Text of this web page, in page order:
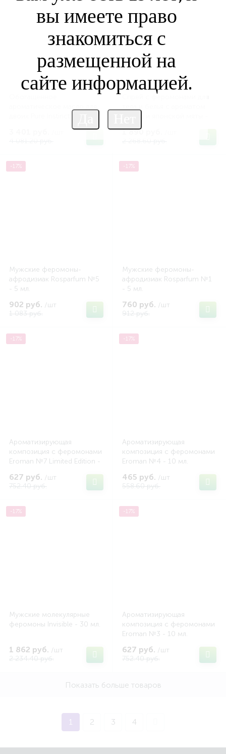
Blue Roll on - 10,2 мл.
100 мл.
1 890 руб.
-17%
Мужские феромоны-
афродизиак Rosparfum №5
- 5 мл.
902 руб. /шт
1 083 руб.
-17%
Мужские феромоны-
афродизиак Rosparfum №1
- 5 мл.
760 руб. /шт
912 руб.
-17%
Ароматизирующая
композиция с феромонами
Eroman №7 Limited Edition -
627 руб. /шт
752.40 руб.
-17%
Ароматизирующая
композиция с феромонами
Eroman №4 - 10 мл.
465 руб. /шт
558.60 руб.
-17%
Мужские молекулярные
феромоны Invisible - 30 мл.
1 862 руб. /шт
2 234.40 руб.
-17%
Ароматизирующая
композиция с феромонами
Eroman №3 - 10 мл.
627 руб. /шт
752.40 руб.
Показать больше товаров
1 2 3 4
вы имеете право
знакомиться с
размещенной на
сайте информацией.